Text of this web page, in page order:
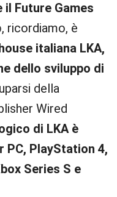
Future Games
ricordiamo, è
italiana LKA,
dello sviluppo di
della
Wired
di LKA è
PC, PlayStation 4,
Series S e